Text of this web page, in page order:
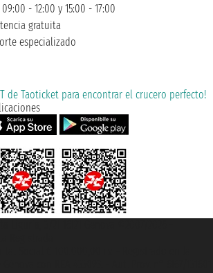
- 12:00 y 15:00 - 17:00
gratuita
especializado
de Taoticket para encontrar el crucero perfecto!